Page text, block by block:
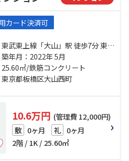
カード決済可
東武東上線「大山」駅 徒歩7分 東武
東上線「中板橋」駅 徒歩13分 都営
三田線「板橋区役所前」駅 徒歩18
分
築年月：2022年 5月
25.60㎡/鉄筋コンクリート
東京都板橋区大山西町
10.6万円 (管理費 12,000円)
敷 0ヶ月 礼 0ヶ月
2階 / 1K / 25.60㎡